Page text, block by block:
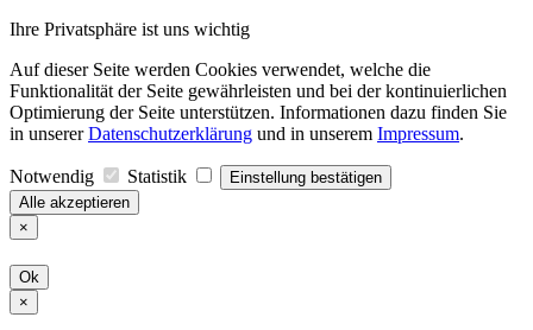
Ihre Privatsphäre ist uns wichtig
Auf dieser Seite werden Cookies verwendet, welche die
Funktionalität der Seite gewährleisten und bei der kontinuierlichen
Optimierung der Seite unterstützen. Informationen dazu finden Sie
in unsererDatenschutzerklärung und in unserem Impressum.
Notwendig Statistik
Einstellung bestätigen
Alle akzeptieren
×
Ok
×